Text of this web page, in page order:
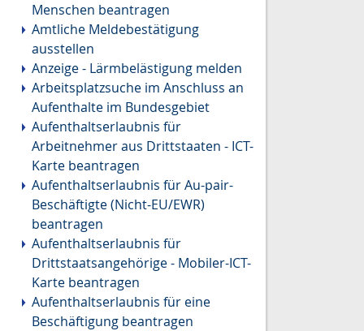
Menschen beantragen
Amtliche Meldebestätigung
ausstellen
Anzeige - Lärmbelästigung melden
Arbeitsplatzsuche im Anschluss an
Aufenthalte im Bundesgebiet
Aufenthaltserlaubnis für
Arbeitnehmer aus Drittstaaten - ICT-
Karte beantragen
Aufenthaltserlaubnis für Au-pair-
Beschäftigte (Nicht-EU/EWR)
beantragen
Aufenthaltserlaubnis für
Drittstaatsangehörige - Mobiler-ICT-
Karte beantragen
Aufenthaltserlaubnis für eine
Beschäftigung beantragen